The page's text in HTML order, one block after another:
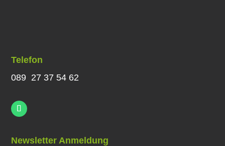
Telefon
089 27 37 54 62
Newsletter Anmeldung